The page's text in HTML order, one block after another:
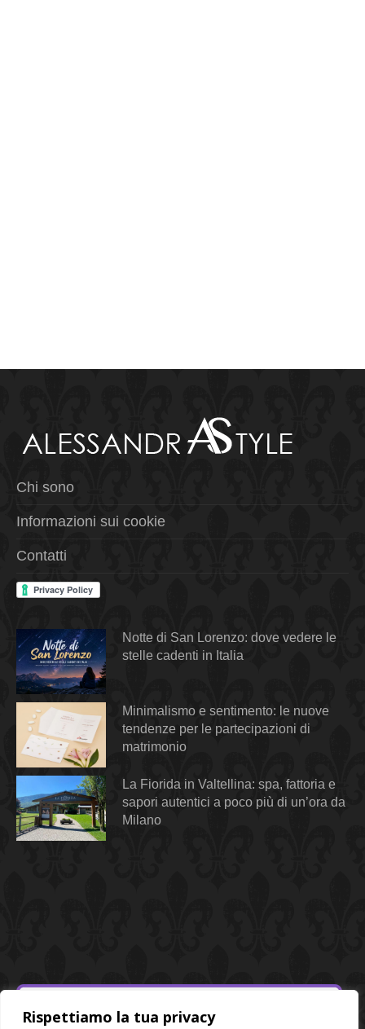
Rispettiamo la tua privacy
Chi sono
Informazioni sui cookie
Contatti
Notte di San Lorenzo: dove vedere le
stelle cadenti in Italia
Minimalismo e sentimento: le nuove
tendenze per le partecipazioni di
matrimonio
La Fiorida in Valtellina: spa, fattoria e
sapori autentici a poco più di un’ora da
Milano